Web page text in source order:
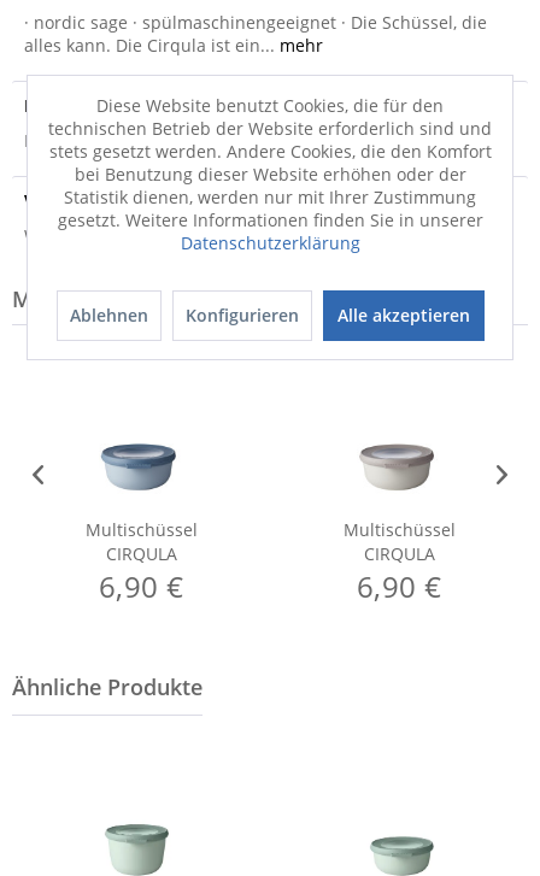
· nordic sage · spülmaschinengeeignet · Die Schüssel, die
alles kann. Die Cirqula ist ein... mehr
Produktsicherheit
Produktsicherheit
Versandinfo
Weitere Informationen zum Versand...
Modell-Familie: CIRQULA
Multischüssel
CIRQULA
6,90 €
Multischüssel
CIRQULA
6,90 €
Diese Website benutzt Cookies, die für den
technischen Betrieb der Website erforderlich sind und
stets gesetzt werden. Andere Cookies, die den Komfort
bei Benutzung dieser Website erhöhen oder der
Statistik dienen, werden nur mit Ihrer Zustimmung
gesetzt. Weitere Informationen finden Sie in unserer
Datenschutzerklärung
Ablehnen Konfigurieren Alle akzeptieren